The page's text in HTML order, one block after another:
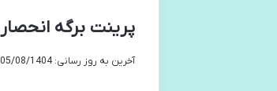
پرینت برگه
آخرین به روز رسانی: 05/08/1404